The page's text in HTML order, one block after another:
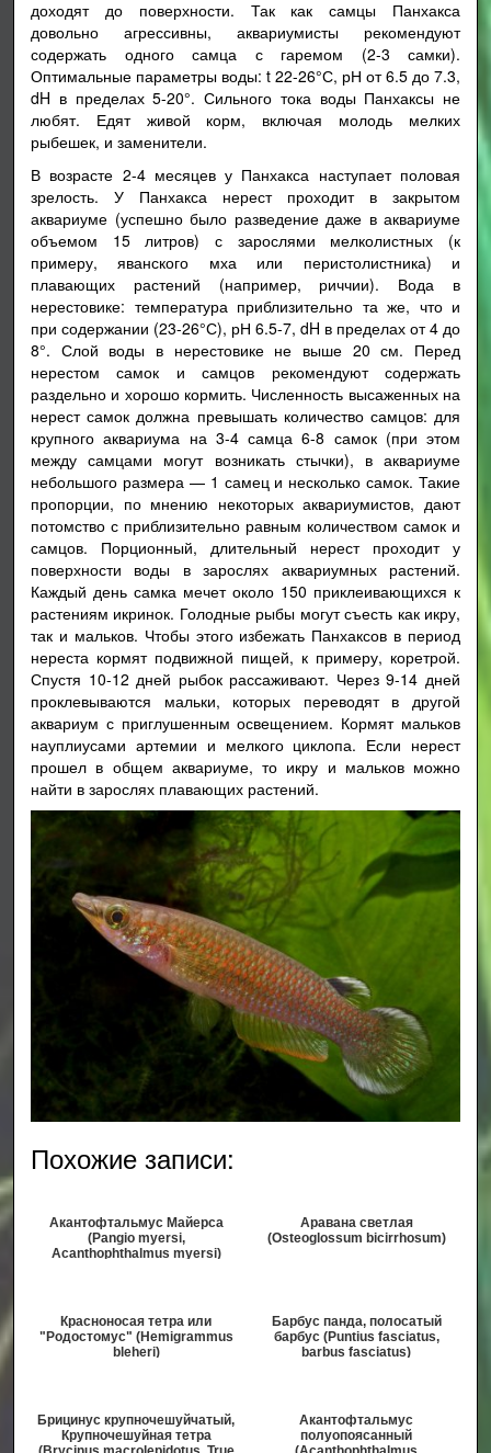
доходят до поверхности. Так как самцы Панхакса
довольно агрессивны, аквариумисты рекомендуют
содержать одного самца с гаремом (2-3 самки).
Оптимальные параметры воды: t 22-26°С, рН от 6.5 до 7.3,
dH в пределах 5-20°. Сильного тока воды Панхаксы не
любят. Едят живой корм, включая молодь мелких
рыбешек, и заменители.
В возрасте 2-4 месяцев у Панхакса наступает половая
зрелость. У Панхакса нерест проходит в закрытом
аквариуме (успешно было разведение даже в аквариуме
объемом 15 литров) с зарослями мелколистных (к
примеру, яванского мха или перистолистника) и
плавающих растений (например, риччии). Вода в
нерестовике: температура приблизительно та же, что и
при содержании (23-26°С), рН 6.5-7, dH в пределах от 4 до
8°. Слой воды в нерестовике не выше 20 см. Перед
нерестом самок и самцов рекомендуют содержать
раздельно и хорошо кормить. Численность высаженных на
нерест самок должна превышать количество самцов: для
крупного аквариума на 3-4 самца 6-8 самок (при этом
между самцами могут возникать стычки), в аквариуме
небольшого размера — 1 самец и несколько самок. Такие
пропорции, по мнению некоторых аквариумистов, дают
потомство с приблизительно равным количеством самок и
самцов. Порционный, длительный нерест проходит у
поверхности воды в зарослях аквариумных растений.
Каждый день самка мечет около 150 приклеивающихся к
растениям икринок. Голодные рыбы могут съесть как икру,
так и мальков. Чтобы этого избежать Панхаксов в период
нереста кормят подвижной пищей, к примеру, коретрой.
Спустя 10-12 дней рыбок рассаживают. Через 9-14 дней
проклевываются мальки, которых переводят в другой
аквариум с приглушенным освещением. Кормят мальков
науплиусами артемии и мелкого циклопа. Если нерест
прошел в общем аквариуме, то икру и мальков можно
найти в зарослях плавающих растений.
Похожие записи:
Акантофтальмус Майерса
(Pangio myersi,
Acanthophthalmus myersi)
Аравана светлая
(Osteoglossum bicirrhosum)
Красноносая тетра или
"Родостомус" (Hemigrammus
bleheri)
Барбус панда, полосатый
барбус (Puntius fasciatus,
barbus fasciatus)
Брицинус крупночешуйчатый,
Крупночешуйная тетра
Акантофтальмус
полуопоясанный